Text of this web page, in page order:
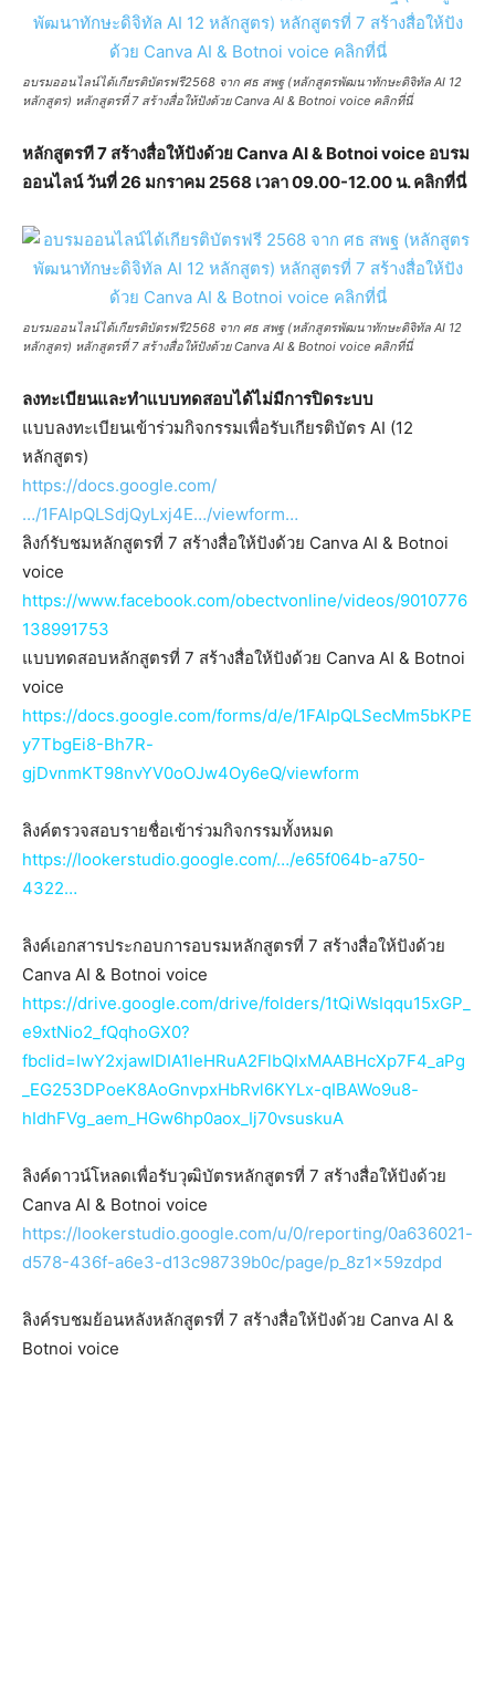
อบรมออนไลน์ได้เกียรติบัตรฟรี2568 จาก ศธ สพฐ (หลักสูตรพัฒนาทักษะดิจิทัล AI 12
หลักสูตร) หลักสูตรที่ 7 สร้างสื่อให้ปังด้วย Canva AI & Botnoi voice คลิกที่นี่
หลักสูตรที 7 สร้างสื่อให้ปังด้วย Canva AI & Botnoi voice อบรม
ออนไลน์ วันที่ 26 มกราคม 2568 เวลา 09.00-12.00 น. คลิกที่นี่
อบรมออนไลน์ได้เกียรติบัตรฟรี2568 จาก ศธ สพฐ (หลักสูตรพัฒนาทักษะดิจิทัล AI 12
หลักสูตร) หลักสูตรที่ 7 สร้างสื่อให้ปังด้วย Canva AI & Botnoi voice คลิกที่นี่
ลงทะเบียนและทำแบบทดสอบได้ไม่มีการปิดระบบ
แบบลงทะเบียนเข้าร่วมกิจกรรมเพื่อรับเกียรติบัตร AI (12
หลักสูตร)
https://docs.google.com/
…/1FAIpQLSdjQyLxj4E…/viewform…
ลิงก์รับชมหลักสูตรที่ 7 สร้างสื่อให้ปังด้วย Canva AI & Botnoi
voice
https://www.facebook.com/obectvonline/videos/9010776
138991753
แบบทดสอบหลักสูตรที่ 7 สร้างสื่อให้ปังด้วย Canva AI & Botnoi
voice
https://docs.google.com/forms/d/e/1FAIpQLSecMm5bKPE
y7TbgEi8-Bh7R-
gjDvnmKT98nvYV0oOJw4Oy6eQ/viewform
ลิงค์ตรวจสอบรายชื่อเข้าร่วมกิจกรรมทั้งหมด
https://lookerstudio.google.com/…/e65f064b-a750-
4322…
ลิงค์เอกสารประกอบการอบรมหลักสูตรที่ 7 สร้างสื่อให้ปังด้วย
Canva AI & Botnoi voice
https://drive.google.com/drive/folders/1tQiWsIqqu15xGP_
e9xtNio2_fQqhoGX0?
fbclid=IwY2xjawIDIA1leHRuA2FlbQIxMAABHcXp7F4_aPg
_EG253DPoeK8AoGnvpxHbRvl6KYLx-qIBAWo9u8-
hIdhFVg_aem_HGw6hp0aox_Ij70vsuskuA
ลิงค์ดาวน์โหลดเพื่อรับวุฒิบัตรหลักสูตรที่ 7 สร้างสื่อให้ปังด้วย
Canva AI & Botnoi voice
https://lookerstudio.google.com/u/0/reporting/0a636021-
d578-436f-a6e3-d13c98739b0c/page/p_8z1x59zdpd
ลิงค์รบชมย้อนหลังหลักสูตรที่ 7 สร้างสื่อให้ปังด้วย Canva AI &
Botnoi voice